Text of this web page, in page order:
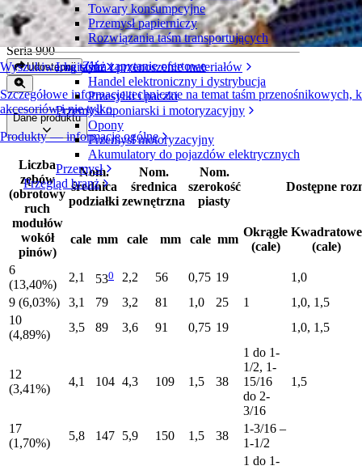
Wyszukiwarka taśm
Szczegółowe informacje techniczne na temat taśm przenośnikowych,
akcesoriów i nie tylko
Produkty — informacje ogólne
Towary konsumpcyjne
Przemysł papierniczy
Rozwiązania taśm transportujących
Logistyka i przenoszenie materiałów
Handel elektroniczny i dystrybucja
Przesyłki i paczki
Przemysł oponiarski i motoryzacyjny
Opony
Przemysł motoryzacyjny
Akumulatory do pojazdów elektrycznych
Przemysł
Przegląd branż
Formowane koło zębate z acetalu
Seria 900
Udostępnij Złóż zapytanie ofertowe
Dane produktu
Liczba
zębów
(obrotowy
ruch
modułów
wokół
pinów)
Nom.
średnica
podziałki
Nom.
średnica
zewnętrzna
Nom.
szerokość
piasty
Dostępne
cale mm cale mm cale mm
Okrągłe
(cale)
Kwadratowe
(cale)
6
(13,40%)
2,1 530 2,2 56 0,75 19
1,0
9 (6,03%)
3,1 79 3,2 81 1,0 25 1
1,0, 1,5
10
(4,89%)
3,5 89 3,6 91 0,75 19 1,0, 1,5
12
(3,41%)
4,1 104 4,3 109 1,5 38
1 do 1-
1/2, 1-
15/16
do 2-
3/16
1,5
17
(1,70%)
5,8 147 5,9 150 1,5 38
1-3/16 –
1-1/2
1 do 1­